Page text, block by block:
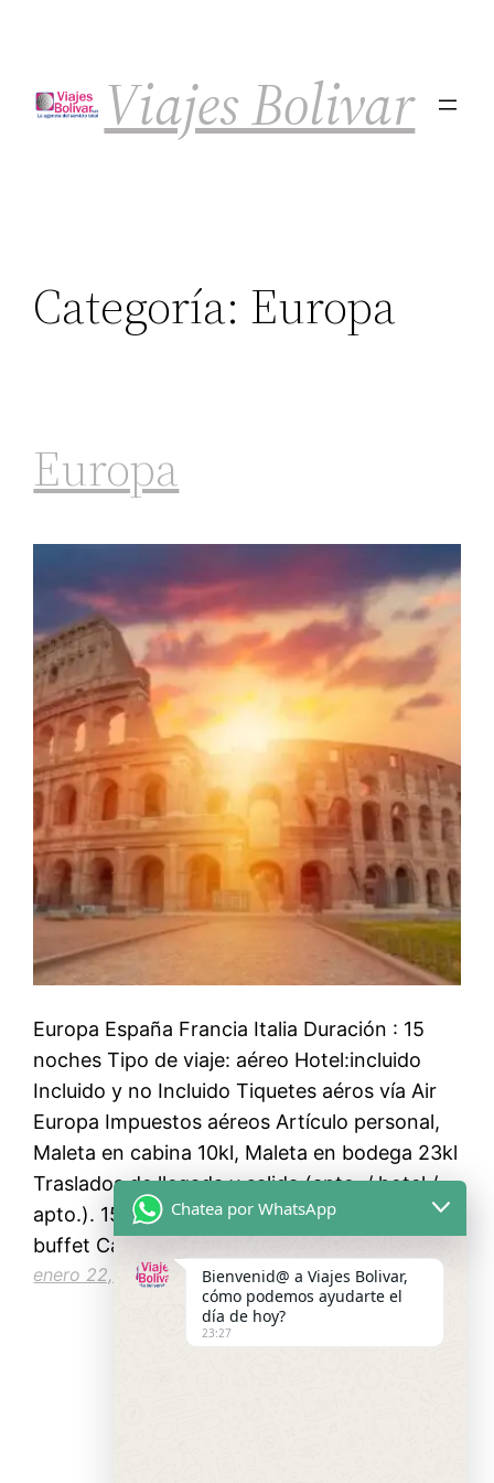
Viajes Bolivar
Categoría: Europa
Europa
Europa España Francia Italia Duración : 15
noches Tipo de viaje: aéreo Hotel:incluido
Incluido y no Incluido Tiquetes aéros vía Air
Europa Impuestos aéreos Artículo personal,
Maleta en cabina 10kl, Maleta en bodega 23kl
Traslados de llegada y salida (apto. / hotel /
apto.). 15 días de alojamiento Desayuno tipo
buffet Camarote exterior privado en…
enero 22, 2023
Chatea por WhatsApp
Bienvenid@ a Viajes Bolivar,
cómo podemos ayudarte el
día de hoy?
23:27